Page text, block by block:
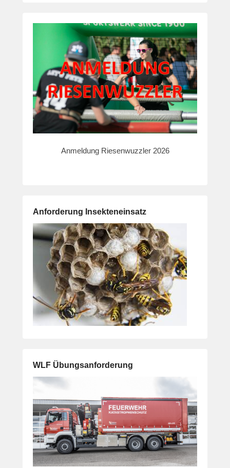
Anmeldung Riesenwuzzler 2026
Anforderung Insekteneinsatz
WLF Übungsanforderung